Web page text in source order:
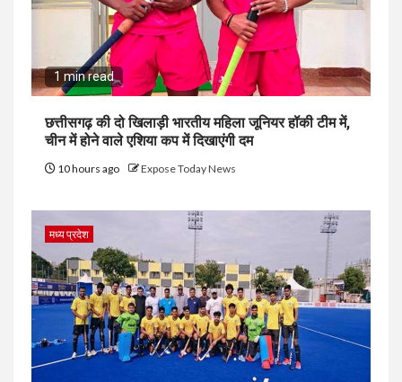
1 min read
छत्तीसगढ़ की दो खिलाड़ी भारतीय महिला जूनियर हॉकी टीम में,
चीन में होने वाले एशिया कप में दिखाएंगी दम
10 hours ago Expose Today News
मध्य प्रदेश